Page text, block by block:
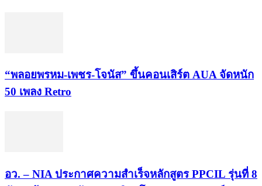
“พลอยพรหม-เพชร-โจนัส” ขึ้นคอนเสิร์ต AUA จัดหนัก
50 เพลง Retro
อว. – NIA ประกาศความสำเร็จหลักสูตร PPCIL รุ่นที่ 8